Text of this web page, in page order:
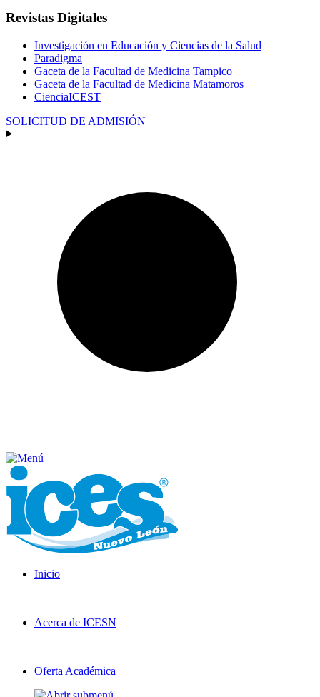
Revistas Digitales
Investigación en Educación y Ciencias de la Salud
Paradigma
Gaceta de la Facultad de Medicina Tampico
Gaceta de la Facultad de Medicina Matamoros
CienciaICEST
SOLICITUD DE ADMISIÓN
Inicio
Acerca de ICESN
Oferta Académica